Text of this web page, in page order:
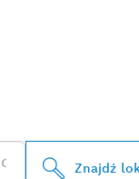
Znajdź